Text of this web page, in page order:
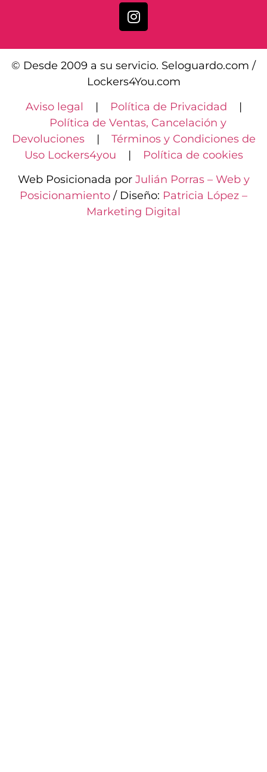
© Desde 2009 a su servicio. Seloguardo.com /
Lockers4You.com
Aviso legal | Política de Privacidad |
Política de Ventas, Cancelación y
Devoluciones| Términos y Condiciones de
Uso Lockers4you |
Política de cookies
Web Posicionada por Julián Porras – Web y
Posicionamiento / Diseño: Patricia López –
Marketing Digital